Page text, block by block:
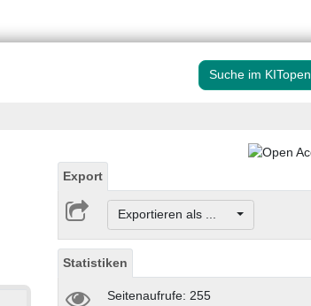
Suche im
Export
Exportieren als ...
Statistiken
Seitenaufrufe: 255